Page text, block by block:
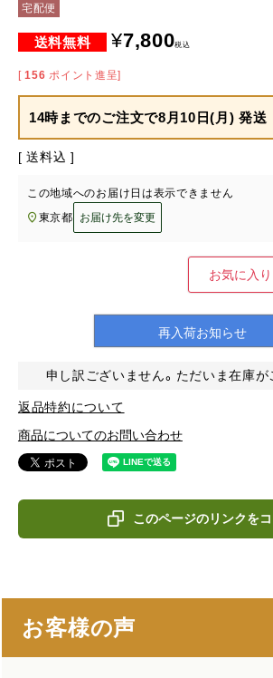
宅配便
¥7,800税込
[ 156 ポイント進呈]
14時までのご注文で8月10日(月) 発送
送料込
この地域へのお届け日は表示できません
東京都
お届け先を変更
お気に入
再入荷お知らせ
申し訳ございません。ただいま在庫が
返品特約について
商品についてのお問い合わせ
このページのリンクを
お客様の声